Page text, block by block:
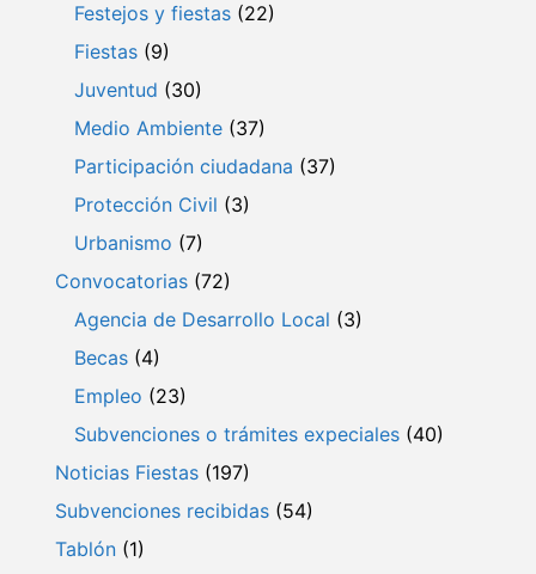
Festejos y fiestas (22)
Fiestas (9)
Juventud (30)
Medio Ambiente (37)
Participación ciudadana (37)
Protección Civil (3)
Urbanismo (7)
Convocatorias (72)
Agencia de Desarrollo Local (3)
Becas (4)
Empleo (23)
Subvenciones o trámites expeciales (40)
Noticias Fiestas (197)
Subvenciones recibidas (54)
Tablón (1)